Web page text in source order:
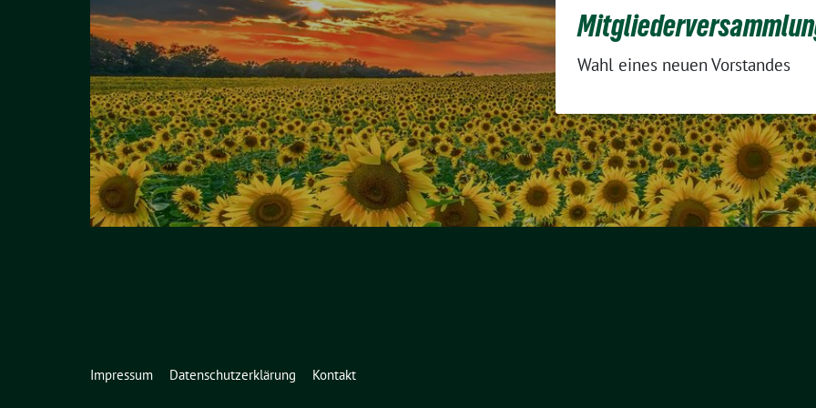
Wahl eines neuen Vorstandes
Impressum Datenschutzerklärung Kontakt